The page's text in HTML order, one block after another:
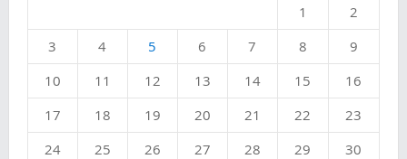
1
2
3
4 5 6 7 8
9
10
11 12 13 14 15
16
17
18 19 20 21 22
23
24
25 26 27 28 29 30